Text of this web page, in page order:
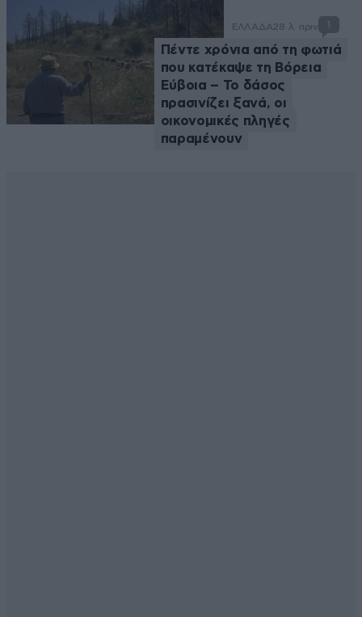
ΕΛΛΑΔΑ28 λ. πριν 1
Πέντε χρόνια από τη φωτιά
που κατέκαψε τη Βόρεια
Εύβοια – Το δάσος
πρασινίζει ξανά, οι
οικονομικές πληγές
παραμένουν